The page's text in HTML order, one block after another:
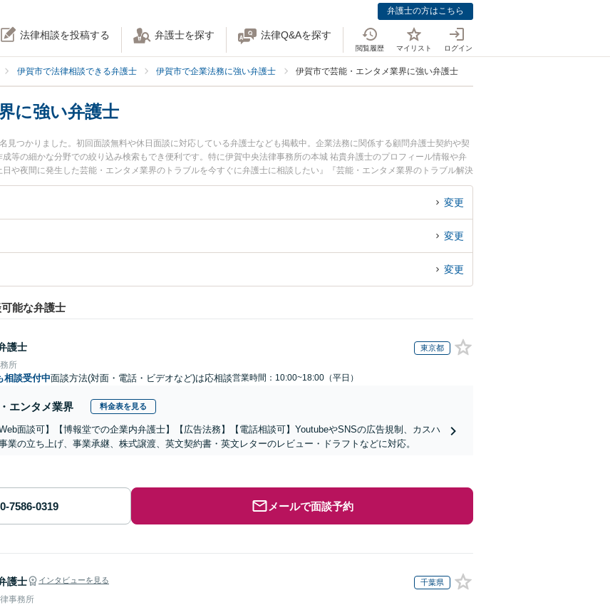
弁護士の方はこちら
法律相談を投稿する 弁護士を探す 法律Q&Aを探す
閲覧履歴 マイリスト ログイン
伊賀市で法律相談できる弁護士 伊賀市で企業法務に強い弁護士 伊賀市で芸能・エンタメ業界に強い弁護士
に強い弁護士
見つかりました。初回面談無料や休日面談に対応している弁護士なども掲載中。企業法務に関係する顧問弁護士契約や契
等の細かな分野での絞り込み検索もでき便利です。特に伊賀中央法律事務所の本城 祐貴弁護士のプロフィール情報や弁
や夜間に発生した芸能・エンタメ業界のトラブルを今すぐに弁護士に相談したい』『芸能・エンタメ業界のトラブル解決
で芸能・エンタメ業界を法律相談できる伊賀市内の弁護士に相談予約したい』などでお困りの相談者さんにおすすめで
変更
変更
変更
能な弁護士
護士 東京都
所
相談受付中面談方法(対面・電話・ビデオなど)は応相談営業時間：10:00~18:00（平日）
エンタメ業界 料金表を見る
面談可】【博報堂での企業内弁護士】【広告法務】【電話相談可】YoutubeやSNSの広告規制、カスハ
業の立ち上げ、事業承継、株式譲渡、英文契約書・英文レターのレビュー・ドラフトなどに対応。
メールで面談予約
護士 インタビューを見る 千葉県
事務所